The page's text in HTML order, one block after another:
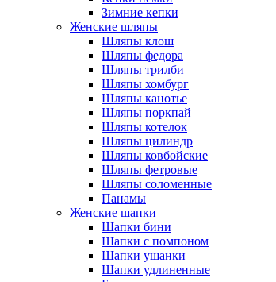
Зимние кепки
Женские шляпы
Шляпы клош
Шляпы федора
Шляпы трилби
Шляпы хомбург
Шляпы канотье
Шляпы поркпай
Шляпы котелок
Шляпы цилиндр
Шляпы ковбойские
Шляпы фетровые
Шляпы соломенные
Панамы
Женские шапки
Шапки бини
Шапки с помпоном
Шапки ушанки
Шапки удлиненные